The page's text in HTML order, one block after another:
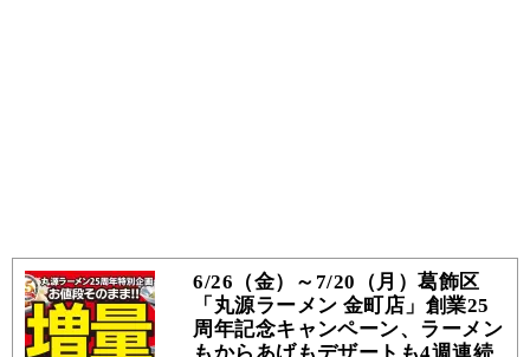
6/26（金）～7/20（月）葛飾区
「丸源ラーメン 金町店」創業25
周年記念キャンペーン、ラーメン